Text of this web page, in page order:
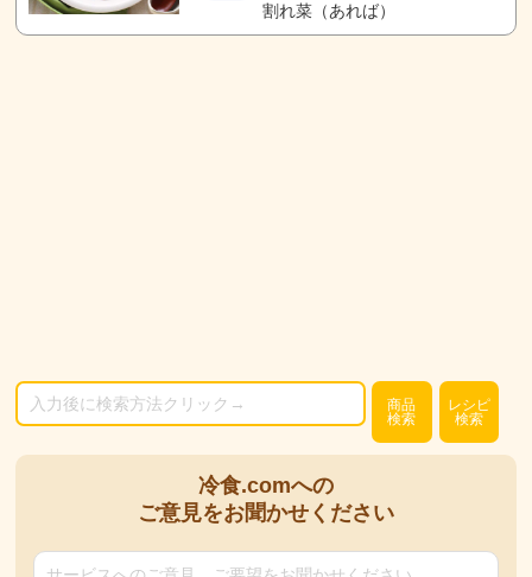
割れ菜（あれば）
商品
検索
レシピ
検索
冷食.comへの
ご意見をお聞かせください